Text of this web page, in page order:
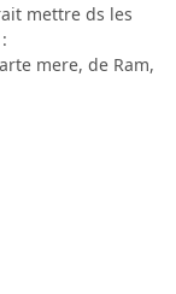
mettre ds les
mere, de Ram,